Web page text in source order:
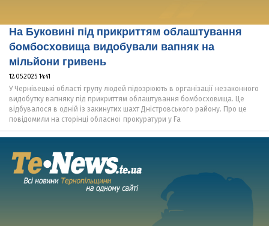
На Буковині під прикриттям облаштування
бомбосховища видобували вапняк на
мільйони гривень
12.05.2025 14:41
У Чернівецькі області групу людей підозрюють в організації незаконного
видобутку вапняку під прикриттям облаштування бомбосховища. Це
відбувалося в одній із закинутих шахт Дністровського району. Про це
повідомили на сторінці обласної прокуратури у Fa